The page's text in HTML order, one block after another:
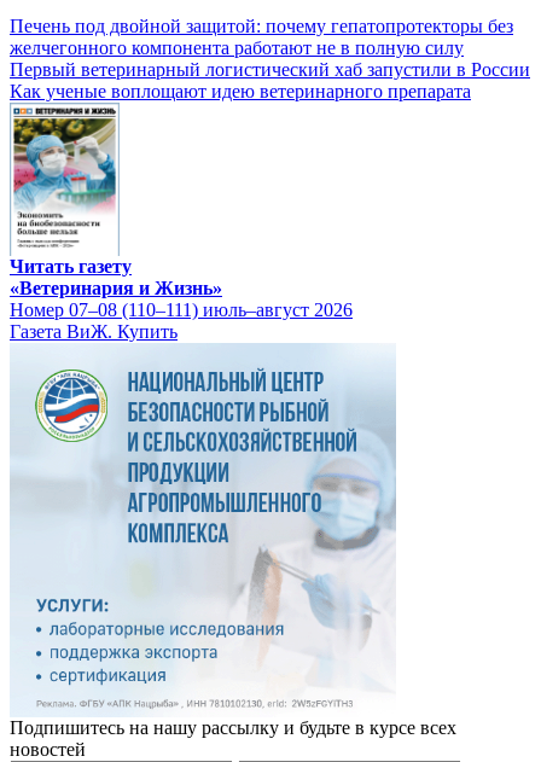
Печень под двойной защитой: почему гепатопротекторы без
желчегонного компонента работают не в полную силу
Первый ветеринарный логистический хаб запустили в России
Как ученые воплощают идею ветеринарного препарата
Читать газету
«Ветеринария и Жизнь»
Номер 07–08 (110–111) июль–август 2026
Газета ВиЖ. Купить
Подпишитесь на нашу рассылку и будьте в курсе всех
новостей